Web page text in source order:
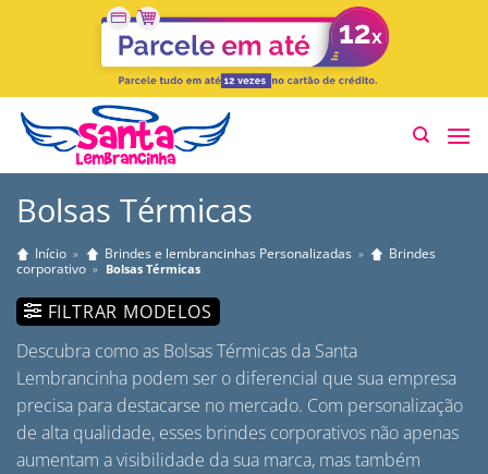
Bolsas Térmicas
Início » Brindes e lembrancinhas Personalizadas »
Brindes
corporativo » Bolsas Térmicas
FILTRAR MODELOS
Descubra como as Bolsas Térmicas da Santa
Lembrancinha podem ser o diferencial que sua empresa
precisa para destacarse no mercado. Com personalização
de alta qualidade, esses brindes corporativos não apenas
aumentam a visibilidade da sua marca, mas também